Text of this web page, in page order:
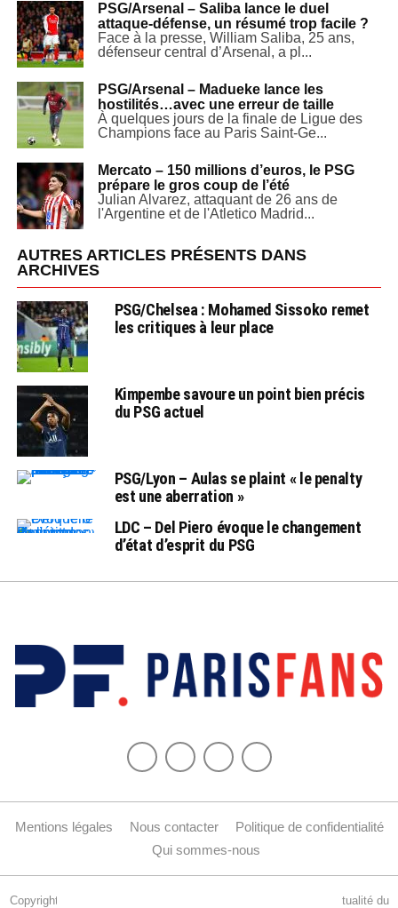
PSG/Arsenal – Saliba lance le duel
attaque-défense, un résumé trop facile ?
Face à la presse, William Saliba, 25 ans,
défenseur central d’Arsenal, a pl...
PSG/Arsenal – Madueke lance les
hostilités…avec une erreur de taille
À quelques jours de la finale de Ligue des
Champions face au Paris Saint-Ge...
Mercato – 150 millions d’euros, le PSG
prépare le gros coup de l’été
Julian Alvarez, attaquant de 26 ans de
l'Argentine et de l'Atletico Madrid...
AUTRES ARTICLES PRÉSENTS DANS
ARCHIVES
PSG/Chelsea : Mohamed Sissoko remet
les critiques à leur place
Kimpembe savoure un point bien précis
du PSG actuel
PSG/Lyon – Aulas se plaint « le penalty
est une aberration »
LDC – Del Piero évoque le changement
d’état d’esprit du PSG
Mentions légales Nous contacter
Politique de confidentialité
Qui sommes-nous
Copyright © 2015-2024 Parisfans.fr, 1er site amateur dédié à l'actualité du